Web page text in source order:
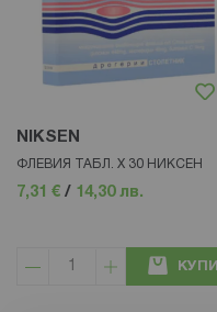
NIKSEN
ФЛЕВИЯ ТАБЛ. Х 30 НИКСЕН
7,31 € / 14,30 лв.
КУПИ